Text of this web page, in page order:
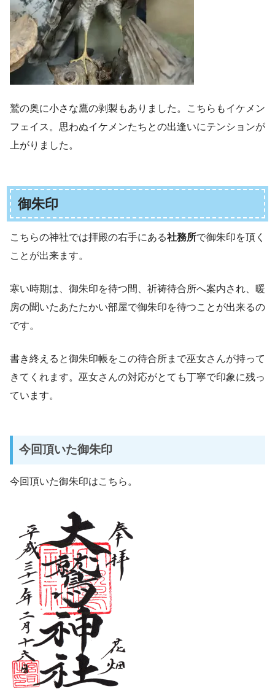
鷲の奥に小さな鷹の剥製もありました。こちらもイケメン
フェイス。思わぬイケメンたちとの出逢いにテンションが
上がりました。
御朱印
こちらの神社では拝殿の右手にある社務所で御朱印を頂く
ことが出来ます。
寒い時期は、御朱印を待つ間、祈祷待合所へ案内され、暖
房の聞いたあたたかい部屋で御朱印を待つことが出来るの
です。
書き終えると御朱印帳をこの待合所まで巫女さんが持って
きてくれます。巫女さんの対応がとても丁寧で印象に残っ
ています。
今回頂いた御朱印
今回頂いた御朱印はこちら。